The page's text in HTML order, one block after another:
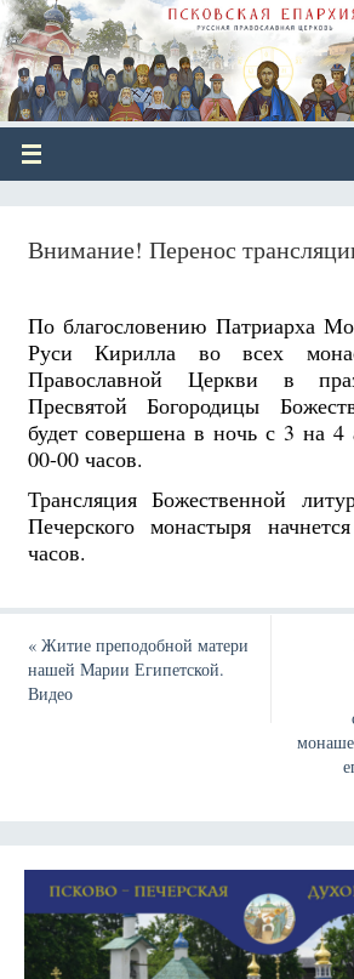
Внимание! Перенос
По благословению Патриарха
Руси Кирилла во всех
Православной Церкви в
Пресвятой Богородицы
будет совершена в ночь с 3 на 4
00-00 часов.
Трансляция Божественной
Печерского монастыря
часов.
«Житие преподобной матери
нашей Марии Египетской.
Видео